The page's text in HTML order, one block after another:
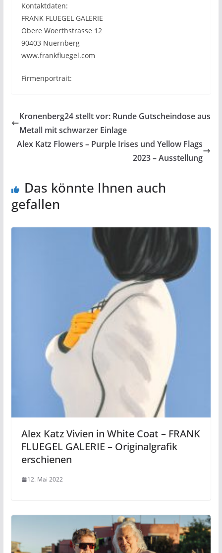
Kontaktdaten:
FRANK FLUEGEL GALERIE
Obere Woerthstrasse 12
90403 Nuernberg
www.frankfluegel.com
Firmenportrait:
Kronenberg24 stellt vor: Runde Gutscheindose aus
Metall mit schwarzer Einlage
Alex Katz Flowers – Purple Irises und Yellow Flags
2023 – Ausstellung
Das könnte Ihnen auch
gefallen
Alex Katz Vivien in White Coat – FRANK
FLUEGEL GALERIE – Originalgrafik
erschienen
12. Mai 2022